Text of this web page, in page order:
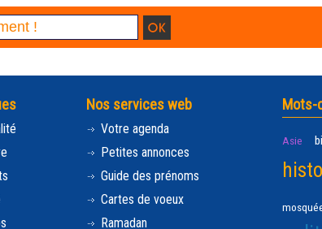
Nos services web
Votre agenda
Petites annonces
Guide des prénoms
Cartes de voeux
Ramadan
Mots-
Asie